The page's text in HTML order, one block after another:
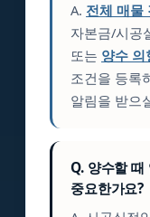
A. 전체 매물
자본금/시공
또는 양수 의
조건을 등록
알림을 받으
Q. 양수할
중요한가요?